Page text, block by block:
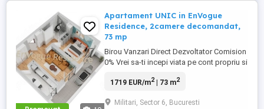
Apartament UNIC in EnVogue
Residence, 2camere decomandat,
73 mp
Birou Vanzari Direct Dezvoltator Comision
0% Vrei sa-ti incepi viata pe cont propriu si
ofere confortul, functionalitatea, dar si
locativa monocamerala este, adesea, cea
1719 EUR/m2| 73 m2
Militari, Sector 6, Bucuresti